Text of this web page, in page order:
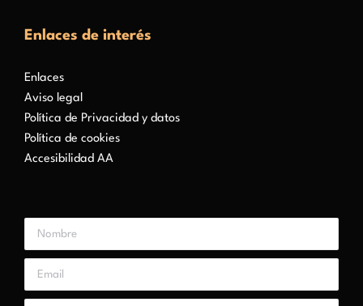
Enlaces de interés
Enlaces
Aviso legal
Política de Privacidad y datos
Política de cookies
Accesibilidad AA